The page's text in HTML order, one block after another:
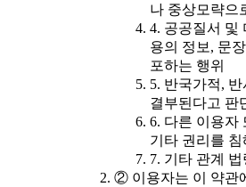
나 중상모략으
4. 공공질서 및
용의 정보, 문
포하는 행위
5. 반국가적,
결부된다고 판
6. 다른 이용자
기타 권리를 침
7. 기타 관계
② 이용자는 이 약관